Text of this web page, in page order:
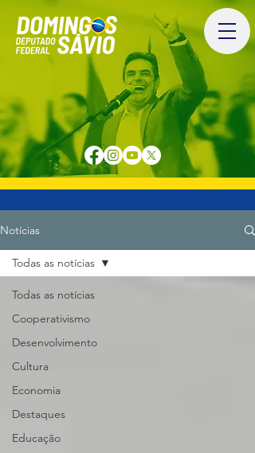
Notícias
Todas as notícias
Cooperativismo
Desenvolvimento
Cultura
Economia
Destaques
Educação
Todas as notícias